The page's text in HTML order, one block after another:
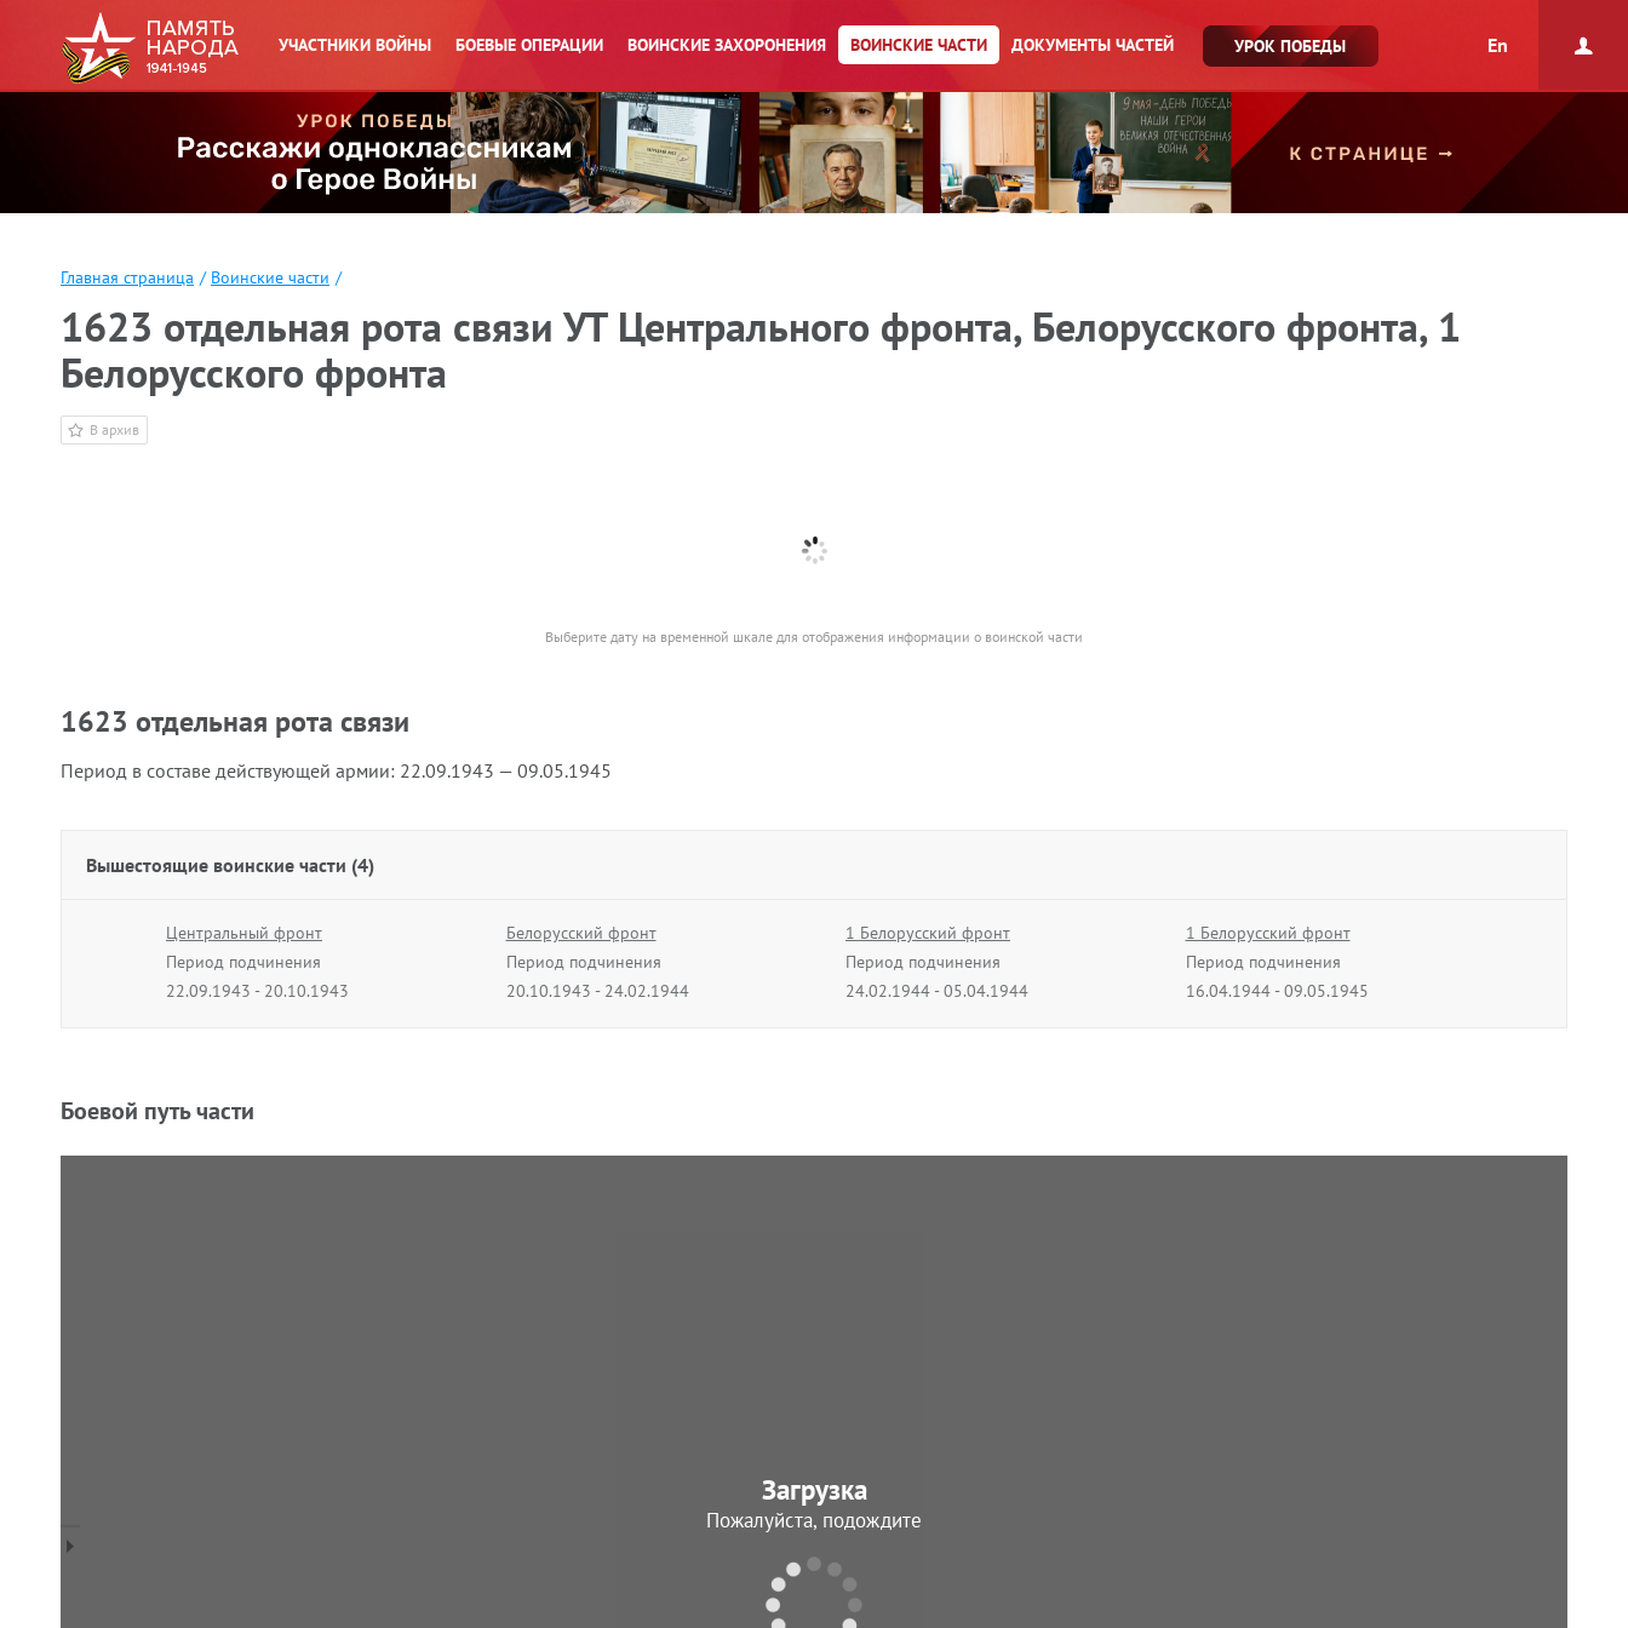
УЧАСТНИКИ ВОЙНЫ БОЕВЫЕ ОПЕРАЦИИ ВОИНСКИЕ ЗАХОРОНЕНИЯ ВОИНСКИЕ ЧАСТИ ДОКУМЕНТЫ ЧАСТЕЙ УРОК ПОБЕДЫ En
Главная страница / Воинские части /
1623 отдельная рота связи УТ Центрального фронта, Белорусского фронта, 1
Белорусского фронта
В архив
Выберите дату на временной шкале для отображения информации о воинской части
1623 отдельная рота связи
Период в составе действующей армии: 22.09.1943 — 09.05.1945
Вышестоящие воинские части (4)
Центральный фронт
Период подчинения
22.09.1943 - 20.10.1943
Белорусский фронт
Период подчинения
20.10.1943 - 24.02.1944
1 Белорусский фронт
Период подчинения
24.02.1944 - 05.04.1944
1 Белорусский фронт
Период подчинения
16.04.1944 - 09.05.1945
Боевой путь части
Загрузка
Пожалуйста, подождите